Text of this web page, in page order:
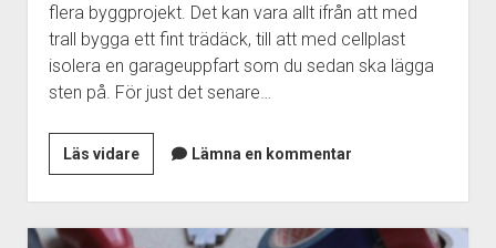
flera byggprojekt. Det kan vara allt ifrån att med
trall bygga ett fint trädäck, till att med cellplast
isolera en garageuppfart som du sedan ska lägga
sten på. För just det senare…
Läs vidareMånga
fördelar
med
cellplast
Lämna en kommentar